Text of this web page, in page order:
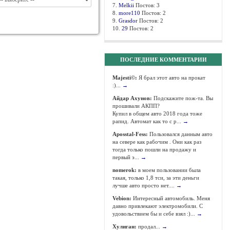
7. Melkii Постов: 3
8. more110 Постов: 2
9. Grasdor Постов: 2
10. 29 Постов: 2
ПОСЛЕДНИЕ КОММЕНТАРИИ
Majesti©: Я брал этот авто на прокат
:)...
→
Айдар Ахунов: Подскажите пож-та. Вы
прошивали АКПП?
Купил в общем авто 2018 года тоже
рапид. Автомат как то с р...
→
Aposstal-Fess: Пользовался данным авто
на севере как рабочим . Они как раз
тогда только пошли на продажу и
первый э...
→
nomerok: в моем пользовании была
такая, только 1,8 тси, за эти деньги
лучше авто просто нет....
→
Vebion: Интересный автомобиль. Меня
давно привлекают электромобили. С
удовольствием бы и себе взял :)...
→
Хулиган: продал... →